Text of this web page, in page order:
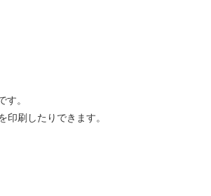
。
刷したりできます。